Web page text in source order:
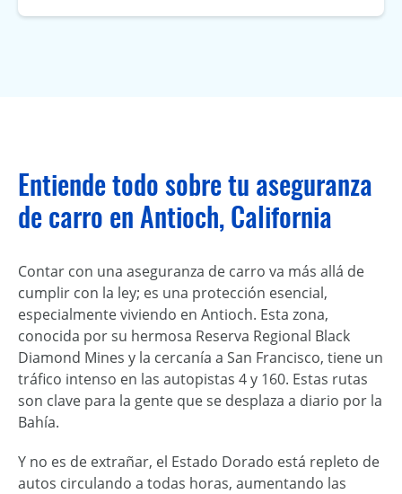
Entiende todo sobre tu aseguranza
de carro en Antioch, California
Contar con una aseguranza de carro va más allá de
cumplir con la ley; es una protección esencial,
especialmente viviendo en Antioch. Esta zona,
conocida por su hermosa Reserva Regional Black
Diamond Mines y la cercanía a San Francisco, tiene un
tráfico intenso en las autopistas 4 y 160. Estas rutas
son clave para la gente que se desplaza a diario por la
Bahía.
Y no es de extrañar, el Estado Dorado está repleto de
autos circulando a todas horas, aumentando las